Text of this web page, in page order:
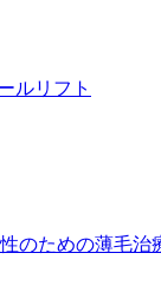
ルリフト
のための薄毛治